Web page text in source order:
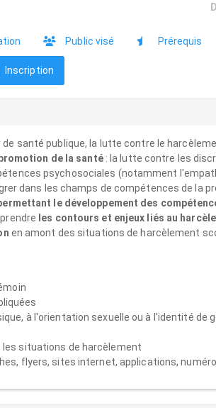
Public visé Prérequis
Inscription
santé publique, la lutte contre le
de la santé: la lutte contre les
psychosociales (notamment
dans les champs de compétences de la
le développement des
les contours et enjeux liés au
en amont des situations de harcèlement
à l'orientation sexuelle ou à l'identité de
les situations de harcèlement
flyers, sites internet, applications,